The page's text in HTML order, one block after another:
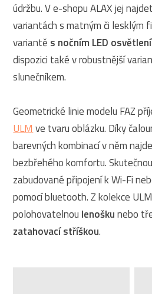
údržbu. V e-shopu ALAX jej
variantách s matným či lesklým
variantě s nočním LED
dispozici také v robustnější
slunečníkem.
Geometrické linie modelu FAZ
ULMve tvaru oblázku. Díky
barevných kombinací v něm
bezbřehého komfortu.
zabudované připojení k Wi-Fi
pomocí bluetooth. Z kolekce
polohovatelnou lenoškunebo
zatahovací stříškou.